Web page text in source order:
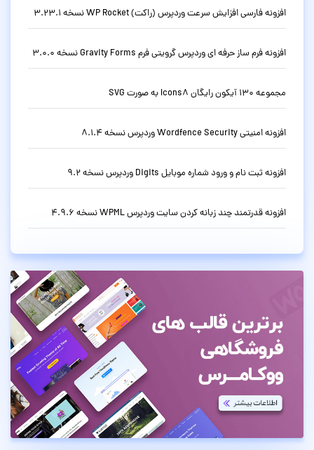
افزونه فارسی افزایش سرعت وردپرس (راکت) WP Rocket نسخه 3.23.1
افزونه فرم ساز حرفه ای وردپرس گرویتی فرم Gravity Forms نسخه 3.0.0
مجموعه 130 آیکون رایگان Icons8 به صورت SVG
افزونه امنیتی Wordfence Security وردپرس نسخه 8.1.4
افزونه ثبت نام و ورود شماره موبایل Digits وردپرس نسخه 9.2
افزونه قدرتمند چند زبانه کردن سایت وردپرس WPML نسخه 4.9.6